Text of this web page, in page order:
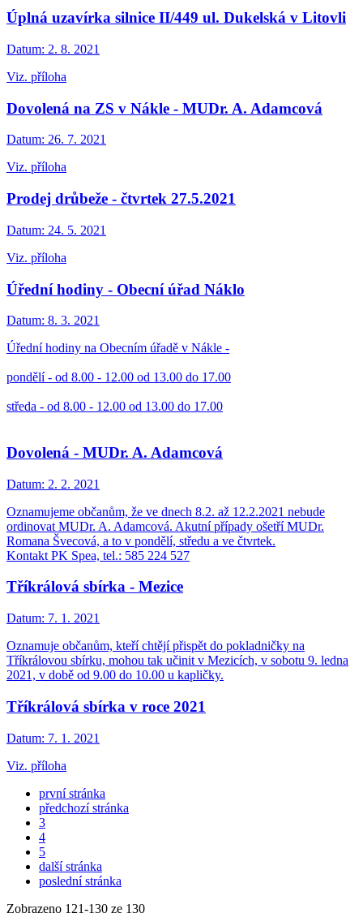
Úplná uzavírka silnice II/449 ul. Dukelská v Litovli
Datum: 2. 8. 2021
Viz. příloha
Dovolená na ZS v Nákle - MUDr. A. Adamcová
Datum: 26. 7. 2021
Viz. příloha
Prodej drůbeže - čtvrtek 27.5.2021
Datum: 24. 5. 2021
Viz. příloha
Úřední hodiny - Obecní úřad Náklo
Datum: 8. 3. 2021
Úřední hodiny na Obecním úřadě v Nákle -
pondělí - od 8.00 - 12.00 od 13.00 do 17.00
středa - od 8.00 - 12.00 od 13.00 do 17.00
Dovolená - MUDr. A. Adamcová
Datum: 2. 2. 2021
Oznamujeme občanům, že ve dnech 8.2. až 12.2.2021 nebude
ordinovat MUDr. A. Adamcová. Akutní případy ošetří MUDr.
Romana Švecová, a to v pondělí, středu a ve čtvrtek.
Kontakt PK Spea, tel.: 585 224 527
Tříkrálová sbírka - Mezice
Datum: 7. 1. 2021
Oznamuje občanům, kteří chtějí přispět do pokladničky na
Tříkrálovou sbírku, mohou tak učinit v Mezicích, v sobotu 9. ledna
2021, v době od 9.00 do 10.00 u kapličky.
Tříkrálová sbírka v roce 2021
Datum: 7. 1. 2021
Viz. příloha
první stránka
předchozí stránka
3
4
5
další stránka
poslední stránka
Zobrazeno 121-130 ze 130